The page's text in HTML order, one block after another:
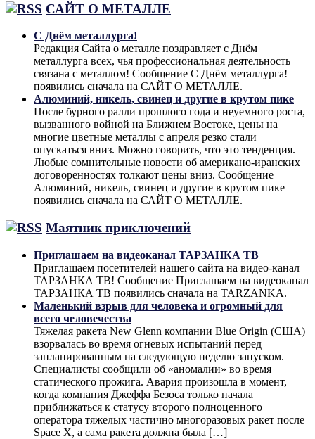
САЙТ О МЕТАЛЛЕ
С Днём металлурга!
Редакция Сайта о металле поздравляет с Днём
металлурга всех, чья профессиональная деятельность
связана с металлом! Сообщение С Днём металлурга!
появились сначала на САЙТ О МЕТАЛЛЕ.
Алюминий, никель, свинец и другие в крутом пике
После бурного ралли прошлого года и неуемного роста,
вызванного войной на Ближнем Востоке, цены на
многие цветные металлы с апреля резко стали
опускаться вниз. Можно говорить, что это тенденция.
Любые сомнительные новости об американо-иранских
договоренностях толкают цены вниз. Сообщение
Алюминий, никель, свинец и другие в крутом пике
появились сначала на САЙТ О МЕТАЛЛЕ.
Маятник приключений
Приглашаем на видеоканал ТАРЗАНКА ТВ
Приглашаем посетителей нашего сайта на видео-канал
ТАРЗАНКА ТВ! Сообщение Приглашаем на видеоканал
ТАРЗАНКА ТВ появились сначала на TARZANKA.
Маленький взрыв для человека и огромный для
всего человечества
Тяжелая ракета New Glenn компании Blue Origin (США)
взорвалась во время огневых испытаний перед
запланированным на следующую неделю запуском.
Специалисты сообщили об «аномалии» во время
статического прожига. Авария произошла в момент,
когда компания Джеффа Безоса только начала
приближаться к статусу второго полноценного
оператора тяжелых частично многоразовых ракет после
Space X, а сама ракета должна была […]